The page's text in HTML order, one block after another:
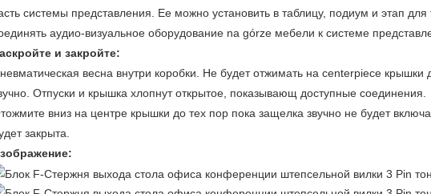
системы представления. Ее можно установить в таблицу, подиум и этап для
аудио-визуальное оборудование na górze мебели к системе
и закройте:
весна внутри коробки. Не будет отжимать на centerpiece крышки
Отпуски и крышка хлопнут открытое, показывающ доступные соединения.
вниз на центре крышки до тех пор пока защелка звучно не будет
закрыта.